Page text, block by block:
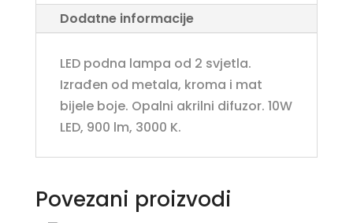
Dodatne informacije
LED podna lampa od 2 svjetla.
Izrađen od metala, kroma i mat
bijele boje. Opalni akrilni difuzor. 10W
LED, 900 lm, 3000 K.
Povezani proizvodi